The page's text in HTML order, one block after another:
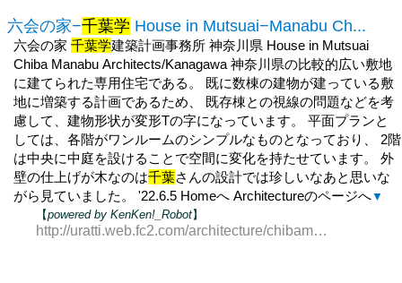
六会の家−千葉学 House in Mutsuai−Manabu Ch...
六会の家千葉学建築計画事務所 神奈川県 House in Mutsuai
Chiba Manabu Architects/Kanagawa 神奈川県の比較的広い敷地
に建てられた専用住宅である。 既に数棟の建物が建っている敷
地に増築する計画であるため、 既存棟との視線の問題などを考
慮して、建物形状が変形Tの字になっています。 平面プランと
しては、各階がワンルームのシンプルなものとなっており、 2階
は中央に中庭を設けることで空間に変化を持たせています。 外
壁の仕上げが木なのは千葉さんの設計では珍しいなあと思いな
がら見ていました。 '22.6.5 Homeへ Architectureのページへ▼
【powered by KenKen!_Robot】
http://uratti.web.fc2.com/architecture/chibamanabu/